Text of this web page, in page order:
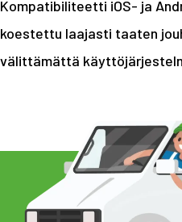
Kompatibiliteetti iOS- ja
koestettu laajasti taaten
välittämättä